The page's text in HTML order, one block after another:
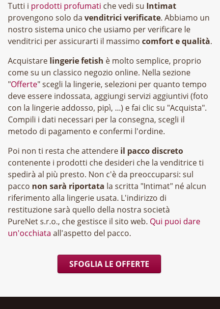
Tutti i prodotti profumati che vedi su Intimat
provengono solo da venditrici verificate. Abbiamo un
nostro sistema unico che usiamo per verificare le
venditrici per assicurarti il massimo comfort e qualità.
Acquistare lingerie fetish è molto semplice, proprio
come su un classico negozio online. Nella sezione
"Offerte" scegli la lingerie, selezioni per quanto tempo
deve essere indossata, aggiungi servizi aggiuntivi (foto
con la lingerie addosso, pipì, ...) e fai clic su "Acquista".
Compili i dati necessari per la consegna, scegli il
metodo di pagamento e confermi l'ordine.
Poi non ti resta che attendere il pacco discreto
contenente i prodotti che desideri che la venditrice ti
spedirà al più presto. Non c'è da preoccuparsi: sul
pacco non sarà riportata la scritta "Intimat" né alcun
riferimento alla lingerie usata. L'indirizzo di
restituzione sarà quello della nostra società
, che gestisce il sito web. Qui puoi dare
un'occhiata all'aspetto del pacco.
SFOGLIA LE OFFERTE